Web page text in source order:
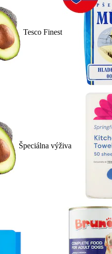
Tesco Finest
Špeciálna výživa